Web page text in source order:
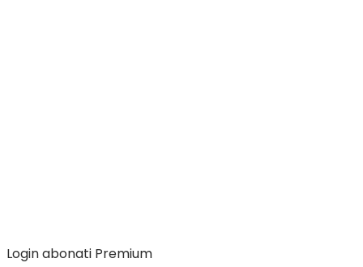
Login abonati Premium